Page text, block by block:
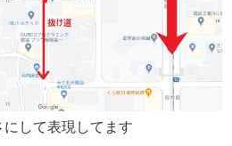
して表現してます